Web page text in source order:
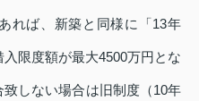
れば、新築と同様に「13年
限度額が最大4500万円とな
しない場合は旧制度（10年